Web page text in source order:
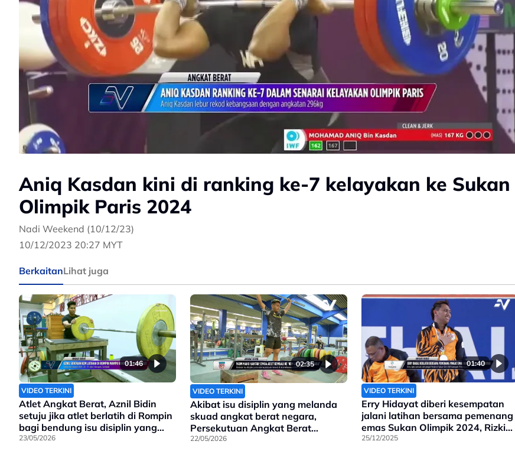
Aniq Kasdan kini di ranking ke-7 kelayakan ke Sukan
Olimpik Paris 2024
Nadi Weekend (10/12/23)
10/12/2023 20:27 MYT
BerkaitanLihat juga
01:46
VIDEO TERKINI
Atlet Angkat Berat, Aznil Bidin
setuju jika atlet berlatih di Rompin
bagi bendung isu disiplin yang
melanda dalam pasukan
23/05/2026
02:35
VIDEO TERKINI
Akibat isu disiplin yang melanda
skuad angkat berat negara,
Persekutuan Angkat Berat
Malaysia putuskan untuk hantar
22/05/2026
01:40
VIDEO TERKINI
Erry Hidayat diberi kesempatan
jalani latihan bersama pemenang
emas Sukan Olimpik 2024, Rizki
Juniansyah
25/12/2025